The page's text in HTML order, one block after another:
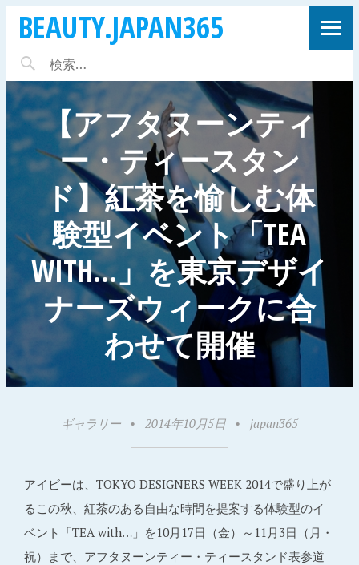
BEAUTY.JAPAN365
【アフタヌーンティ
ー・ティースタン
ド】紅茶を愉しむ体
験型イベント「TEA
WITH…」を東京デザイ
ナーズウィークに合
わせて開催
ギャラリー • 2014年10月5日 • japan365
アイビーは、TOKYO DESIGNERS WEEK 2014で盛り上が
るこの秋、紅茶のある自由な時間を提案する体験型のイ
ベント「TEA with…」を10月17日（金）～11月3日（月・
祝）まで、アフタヌーンティー・ティースタンド表参道